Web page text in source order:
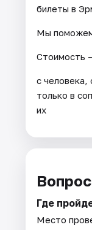
билеты в
Мы поможем
Стоимость
с
только в
их
Где
Место